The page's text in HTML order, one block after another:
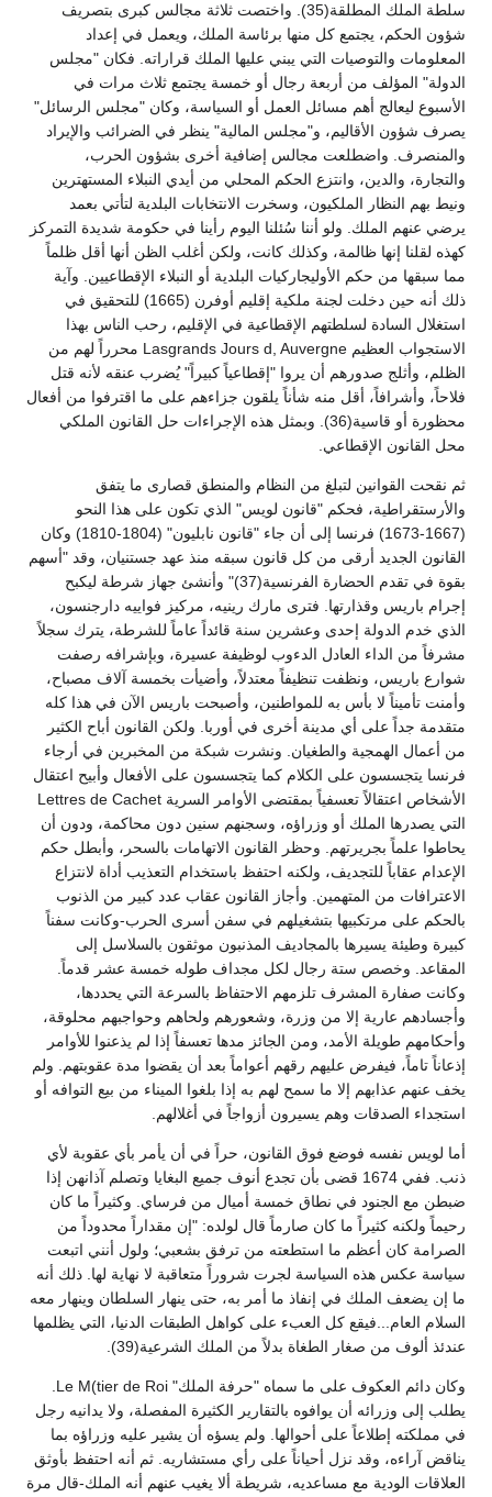
سلطة الملك المطلقة(35). واختصت ثلاثة مجالس كبرى بتصريف
شؤون الحكم، يجتمع كل منها برئاسة الملك، ويعمل في إعداد
المعلومات والتوصيات التي يبني عليها الملك قراراته. فكان "مجلس
الدولة" المؤلف من أربعة رجال أو خمسة يجتمع ثلاث مرات في
الأسبوع ليعالج أهم مسائل العمل أو السياسة، وكان "مجلس الرسائل"
يصرف شؤون الأقاليم، و"مجلس المالية" ينظر في الضرائب والإيراد
والمنصرف. واضطلعت مجالس إضافية أخرى بشؤون الحرب،
والتجارة، والدين، وانتزع الحكم المحلي من أيدي النبلاء المستهترين
ونيط بهم النظار الملكيون، وسخرت الانتخابات البلدية لتأتي بعمد
يرضي عنهم الملك. ولو أننا سُئلنا اليوم رأينا في حكومة شديدة التمركز
كهذه لقلنا إنها ظالمة، وكذلك كانت، ولكن أغلب الظن أنها أقل ظلماً
مما سبقها من حكم الأوليجاركيات البلدية أو النبلاء الإقطاعيين. وآية
ذلك أنه حين دخلت لجنة ملكية إقليم أوفرن (1665) للتحقيق في
استغلال السادة لسلطتهم الإقطاعية في الإقليم، رحب الناس بهذا
الاستجواب العظيم Lasgrands Jours d, Auvergne محرراً لهم من
الظلم، وأثلج صدورهم أن يروا "إقطاعياً كبيراً" يُضرب عنقه لأنه قتل
فلاحاً، وأشرافاً، أقل منه شأناً يلقون جزاءهم على ما اقترفوا من أفعال
محظورة أو قاسية(36). وبمثل هذه الإجراءات حل القانون الملكي
محل القانون الإقطاعي.
ثم نقحت القوانين لتبلغ من النظام والمنطق قصارى ما يتفق
والأرستقراطية، فحكم "قانون لويس" الذي تكون على هذا النحو
(1667-1673) فرنسا إلى أن جاء "قانون نابليون" (1804-1810) وكان
القانون الجديد أرقى من كل قانون سبقه منذ عهد جستنيان، وقد "أسهم
بقوة في تقدم الحضارة الفرنسية(37)" وأنشئ جهاز شرطة ليكبح
إجرام باريس وقذارتها. فترى مارك رينيه، مركيز فواييه دارجنسون،
الذي خدم الدولة إحدى وعشرين سنة قائداً عاماً للشرطة، يترك سجلاً
مشرفاً من الداء العادل الدءوب لوظيفة عسيرة، وبإشرافه رصفت
شوارع باريس، ونظفت تنظيفاً معتدلاً، وأضيأت بخمسة آلاف مصباح،
وأمنت تأميناً لا بأس به للمواطنين، وأصبحت باريس الآن في هذا كله
متقدمة جداً على أي مدينة أخرى في أوربا. ولكن القانون أباح الكثير
من أعمال الهمجية والطغيان. ونشرت شبكة من المخبرين في أرجاء
فرنسا يتجسسون على الكلام كما يتجسسون على الأفعال وأبيح اعتقال
الأشخاص اعتقالاً تعسفياً بمقتضى الأوامر السرية Lettres de Cachet
التي يصدرها الملك أو وزراؤه، وسجنهم سنين دون محاكمة، ودون أن
يحاطوا علماً بجريرتهم. وحظر القانون الاتهامات بالسحر، وأبطل حكم
الإعدام عقاباً للتجديف، ولكنه احتفظ باستخدام التعذيب أداة لانتزاع
الاعترافات من المتهمين. وأجاز القانون عقاب عدد كبير من الذنوب
بالحكم على مرتكبيها بتشغيلهم في سفن أسرى الحرب-وكانت سفناً
كبيرة وطيئة يسيرها بالمجاديف المذنبون موثقون بالسلاسل إلى
المقاعد. وخصص ستة رجال لكل مجداف طوله خمسة عشر قدماً.
وكانت صفارة المشرف تلزمهم الاحتفاظ بالسرعة التي يحددها،
وأجسادهم عارية إلا من وزرة، وشعورهم ولحاهم وحواجبهم محلوقة،
وأحكامهم طويلة الأمد، ومن الجائز مدها تعسفاً إذا لم يذعنوا للأوامر
إذعاناً تاماً، فيفرض عليهم رقهم أعواماً بعد أن يقضوا مدة عقوبتهم. ولم
يخف عنهم عذابهم إلا ما سمح لهم به إذا بلغوا الميناء من بيع التوافه أو
استجداء الصدقات وهم يسيرون أزواجاً في أغلالهم.
أما لويس نفسه فوضع فوق القانون، حراً في أن يأمر بأي عقوبة لأي
ذنب. ففي 1674 قضى بأن تجدع أنوف جميع البغايا وتصلم آذانهن إذا
ضبطن مع الجنود في نطاق خمسة أميال من فرساي. وكثيراً ما كان
رحيماً ولكنه كثيراً ما كان صارماً قال لولده: "إن مقداراً محدوداً من
الصرامة كان أعظم ما استطعته من ترفق بشعبي؛ ولول أنني اتبعت
سياسة عكس هذه السياسة لجرت شروراً متعاقبة لا نهاية لها. ذلك أنه
ما إن يضعف الملك في إنفاذ ما أمر به، حتى ينهار السلطان وينهار معه
السلام العام...فيقع كل العبء على كواهل الطبقات الدنيا، التي يظلمها
عندئذ ألوف من صغار الطغاة بدلاً من الملك الشرعية(39).
وكان دائم العكوف على ما سماه "حرفة الملك" Le M(tier de Roi.
يطلب إلى وزرائه أن يوافوه بالتقارير الكثيرة المفصلة، ولا يدانيه رجل
في مملكته إطلاعاً على أحوالها. ولم يسؤه أن يشير عليه وزراؤه بما
يناقض آراءه، وقد نزل أحياناً على رأي مستشاريه. ثم أنه احتفظ بأوثق
العلاقات الودية مع مساعديه، شريطة ألا يغيب عنهم أنه الملك-قال مرة